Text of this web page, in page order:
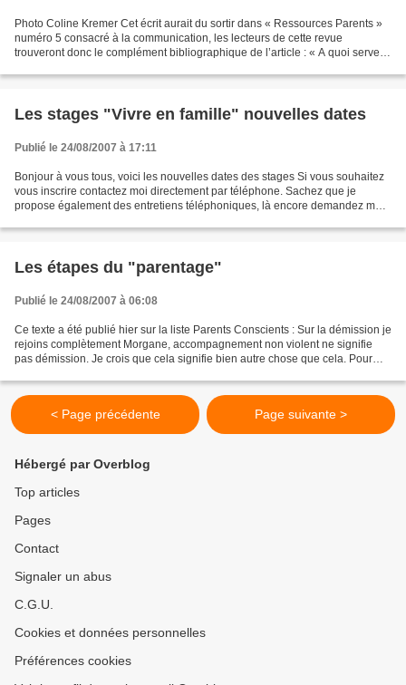
Photo Coline Kremer Cet écrit aurait du sortir dans « Ressources Parents »
numéro 5 consacré à la communication, les lecteurs de cette revue
trouveront donc le complément bibliographique de l’article : « A quoi servent
Les stages "Vivre en famille" nouvelles dates
Publié le 24/08/2007 à 17:11
Bonjour à vous tous, voici les nouvelles dates des stages Si vous souhaitez
vous inscrire contactez moi directement par téléphone. Sachez que je
propose également des entretiens téléphoniques, là encore demandez moi
Les étapes du "parentage"
Publié le 24/08/2007 à 06:08
Ce texte a été publié hier sur la liste Parents Conscients : Sur la démission je
rejoins complètement Morgane, accompagnement non violent ne signifie
pas démission. Je crois que cela signifie bien autre chose que cela. Pour
< Page précédente Page suivante >
Hébergé par Overblog
Top articles
Pages
Contact
Signaler un abus
C.G.U.
Cookies et données personnelles
Préférences cookies